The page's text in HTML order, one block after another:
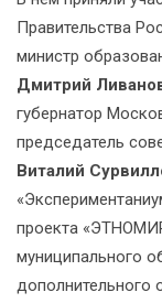
Правительства
министр
Дмитрий
губернатор
председатель
Виталий
проекта
муниципального